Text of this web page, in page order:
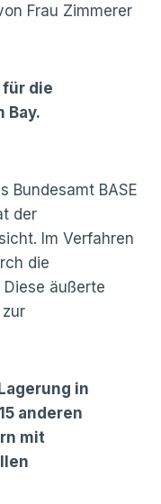
Frau Zimmerer
die
Bay.
Bundesamt BASE
der
Im Verfahren
die
äußerte
in
anderen
mit